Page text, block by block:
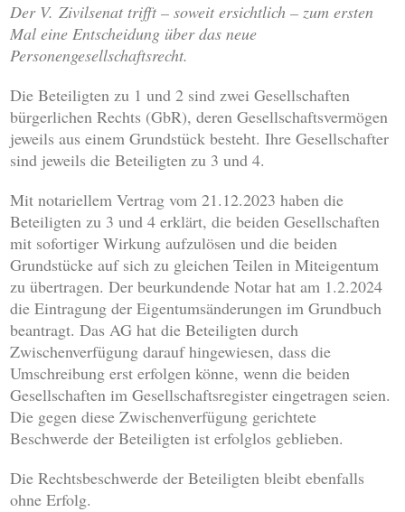
Der V. Zivilsenat trifft – soweit ersichtlich – zum ersten
Mal eine Entscheidung über das neue
Personengesellschaftsrecht.
Die Beteiligten zu 1 und 2 sind zwei Gesellschaften
bürgerlichen Rechts (GbR), deren Gesellschaftsvermögen
jeweils aus einem Grundstück besteht. Ihre Gesellschafter
sind jeweils die Beteiligten zu 3 und 4.
Mit notariellem Vertrag vom 21.12.2023 haben die
Beteiligten zu 3 und 4 erklärt, die beiden Gesellschaften
mit sofortiger Wirkung aufzulösen und die beiden
Grundstücke auf sich zu gleichen Teilen in Miteigentum
zu übertragen. Der beurkundende Notar hat am 1.2.2024
die Eintragung der Eigentumsänderungen im Grundbuch
beantragt. Das AG hat die Beteiligten durch
Zwischenverfügung darauf hingewiesen, dass die
Umschreibung erst erfolgen könne, wenn die beiden
Gesellschaften im Gesellschaftsregister eingetragen seien.
Die gegen diese Zwischenverfügung gerichtete
Beschwerde der Beteiligten ist erfolglos geblieben.
Die Rechtsbeschwerde der Beteiligten bleibt ebenfalls
ohne Erfolg.